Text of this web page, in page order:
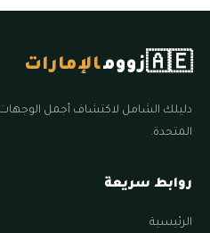
🇦🇪زوومالإمارات
دليلك الشامل لاكتشاف أجمل الوجهات
المتحدة.
روابط سريعة
الرئيسية